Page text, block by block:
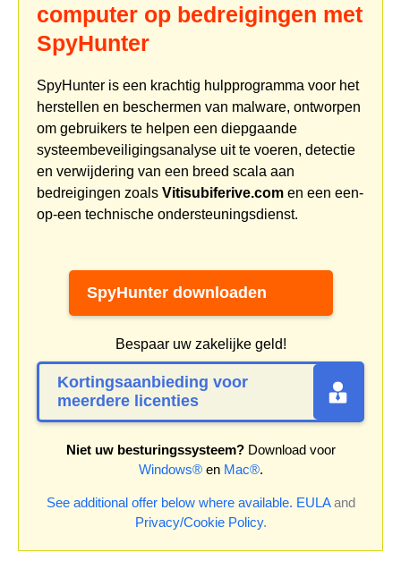
computer op bedreigingen met
SpyHunter
SpyHunter is een krachtig hulpprogramma voor het
herstellen en beschermen van malware, ontworpen
om gebruikers te helpen een diepgaande
systeembeveiligingsanalyse uit te voeren, detectie
en verwijdering van een breed scala aan
bedreigingen zoals Vitisubiferive.com en een een-
op-een technische ondersteuningsdienst.
SpyHunter downloaden
Bespaar uw zakelijke geld!
Kortingsaanbieding voor
meerdere licenties
Niet uw besturingssysteem?Download voor
Windows®en Mac®.
See additional offer below where available. EULAand
Privacy/Cookie Policy.